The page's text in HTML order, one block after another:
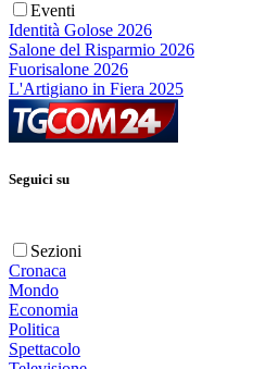
Eventi
Identità Golose 2026
Salone del Risparmio 2026
Fuorisalone 2026
L'Artigiano in Fiera 2025
Seguici su
Sezioni
Cronaca
Mondo
Economia
Politica
Spettacolo